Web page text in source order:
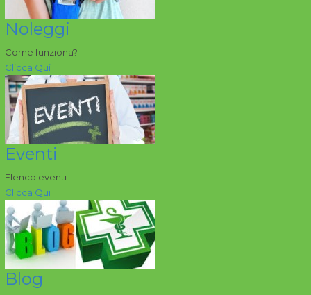
Noleggi
Come funziona?
Clicca Qui
Eventi
Elenco eventi
Clicca Qui
Blog